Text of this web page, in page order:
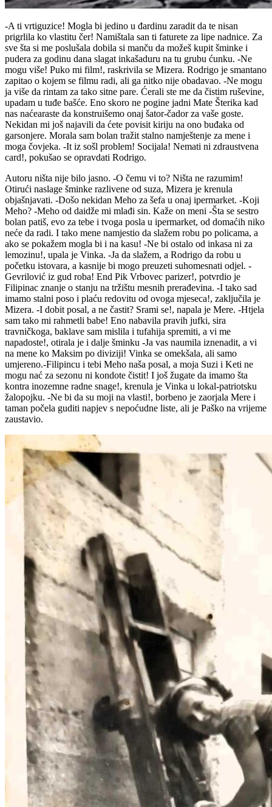
-A ti vrtiguzice! Mogla bi jedino u đardinu zaradit da te nisan
prigrlila ko vlastitu čer! Namištala san ti faturete za lipe nadnice. Za
sve šta si me poslušala dobila si manču da možeš kupit šminke i
pudera za godinu dana slagat inkašaduru na tu grubu ćunku. -Ne
mogu više! Puko mi film!, raskrivila se Mizera. Rodrigo je smantano
zapitao o kojem se filmu radi, ali ga nitko nije obadavao. -Ne mogu
ja više da rintam za tako sitne pare. Ćerali ste me da čistim ruševine,
upadam u tuđe bašće. Eno skoro ne pogine jadni Mate Šterika kad
nas naćearaste da konstruišemo onaj šator-čador za vaše goste.
Nekidan mi još najavili da ćete povisit kiriju na ono buđaka od
garsonjere. Morala sam bolan tražit stalno namještenje za mene i
moga čovjeka. -It iz sošl problem! Socijala! Nemati ni zdraustvena
card!, pokušao se opravdati Rodrigo.
Autoru ništa nije bilo jasno. -O čemu vi to? Ništa ne razumim!
Otirući naslage šminke razlivene od suza, Mizera je krenula
objašnjavati. -Došo nekidan Meho za šefa u onaj ipermarket. -Koji
Meho? -Meho od daidže mi mlađi sin. Kaže on meni -Šta se sestro
bolan patiš, evo za tebe i tvoga posla u ipermarket, od domaćih niko
neće da radi. I tako mene namjestio da slažem robu po policama, a
ako se pokažem mogla bi i na kasu! -Ne bi ostalo od inkasa ni za
lemozinu!, upala je Vinka. -Ja da slažem, a Rodrigo da robu u
početku istovara, a kasnije bi mogo preuzeti suhomesnati odjel. -
Gevrilović iz gud roba! End Pik Vrbovec parizer!, potvrdio je
Filipinac znanje o stanju na tržištu mesnih prerađevina. -I tako sad
imamo stalni poso i plaću redovitu od ovoga mjeseca!, zaključila je
Mizera. -I dobit posal, a ne častit? Srami se!, napala je Mere. -Htjela
sam tako mi rahmetli babe! Eno nabavila pravih jufki, sira
travničkoga, baklave sam mislila i tufahija spremiti, a vi me
napadoste!, otirala je i dalje šminku -Ja vas naumila iznenadit, a vi
na mene ko Maksim po diviziji! Vinka se omekšala, ali samo
umjereno.-Filipincu i tebi Meho naša posal, a moja Suzi i Keti ne
mogu nać za sezonu ni kondote čistit! I još žugate da imamo šta
kontra inozemne radne snage!, krenula je Vinka u lokal-patriotsku
žalopojku. -Ne bi da su moji na vlasti!, borbeno je zaorjala Mere i
taman počela guditi napjev s nepoćudne liste, ali je Paško na vrijeme
zaustavio.